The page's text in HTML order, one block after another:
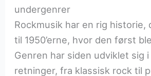
undergenrer
Rockmusik har en rig historie,
til 1950’erne, hvor den først
Genren har siden udviklet sig i
retninger, fra klassisk rock til